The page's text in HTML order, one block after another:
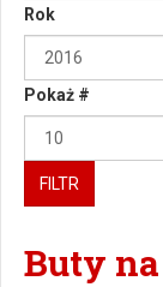
Rok
Pokaż #
FILTR
Buty